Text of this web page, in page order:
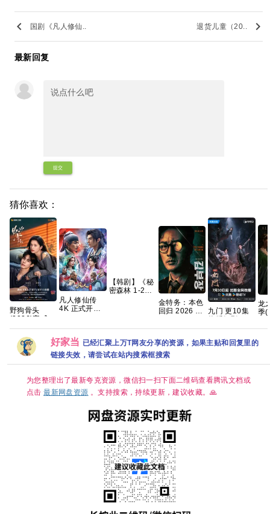
keyboard_arrow_left 国剧《凡人修仙.. 退货儿童（20.. keyboard_arrow_right
最新回复
提交
猜你喜欢：
野狗骨头
(2026)宋威龙
张婧仪 梁靖康
何瑞贤 练练
何明翰 周铁
2026/剧情/爱
凡人修仙传
4K 正式开播
【韩剧】《秘
密森林 1-2
金特务：本色
回归 2026 苏
【夸克百度网
九门 更10集
热播好剧 4K
高码【夸克百
龙
季
简
好家当 已经汇聚上万T网友分享的资源，如果主贴和回复里的
链接失效，请尝试在站内搜索框搜索
为您整理出了最新夸克资源，微信扫一扫下面二维码查看腾讯文档或
点击最新网盘资源 。支持搜索，持续更新，建议收藏。🙏